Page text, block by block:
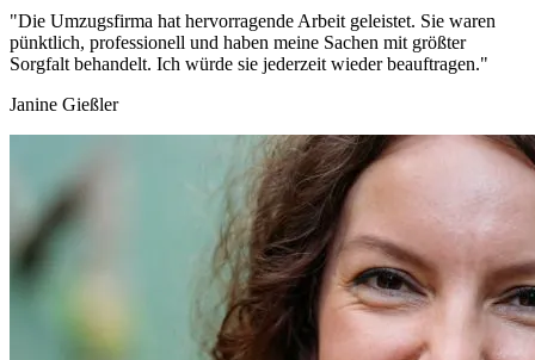
"Die Umzugsfirma hat hervorragende Arbeit geleistet. Sie waren
pünktlich, professionell und haben meine Sachen mit größter
Sorgfalt behandelt. Ich würde sie jederzeit wieder beauftragen."
Janine Gießler